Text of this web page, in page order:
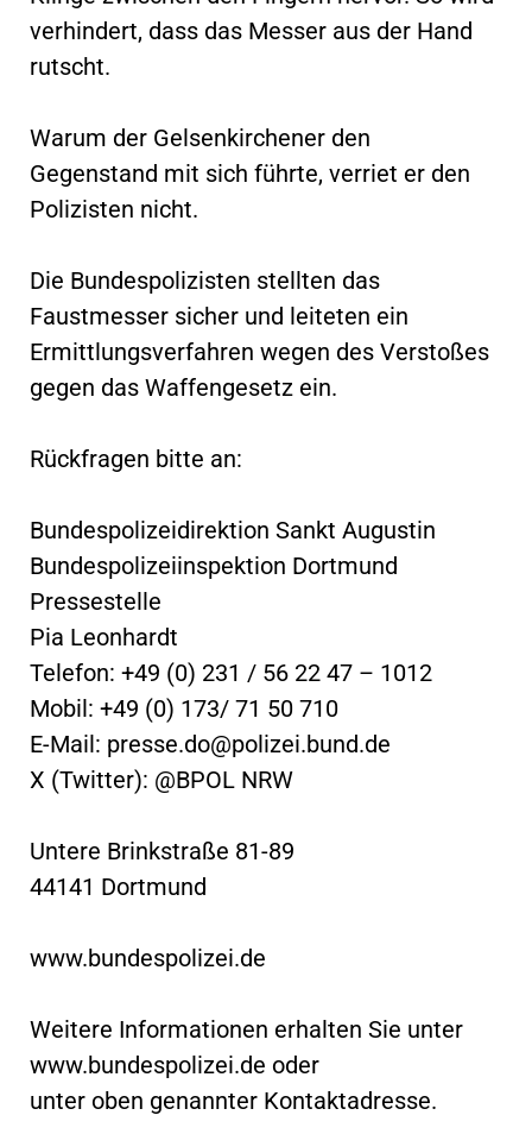
verhindert, dass das Messer aus der Hand
rutscht.
Warum der Gelsenkirchener den
Gegenstand mit sich führte, verriet er den
Polizisten nicht.
Die Bundespolizisten stellten das
Faustmesser sicher und leiteten ein
Ermittlungsverfahren wegen des Verstoßes
gegen das Waffengesetz ein.
Rückfragen bitte an:
Bundespolizeidirektion Sankt Augustin
Bundespolizeiinspektion Dortmund
Pressestelle
Pia Leonhardt
Telefon: +49 (0) 231 / 56 22 47 – 1012
Mobil: +49 (0) 173/ 71 50 710
E-Mail: presse.do@polizei.bund.de
X (Twitter): @BPOL NRW
Untere Brinkstraße 81-89
44141 Dortmund
www.bundespolizei.de
Weitere Informationen erhalten Sie unter
www.bundespolizei.de oder
unter oben genannter Kontaktadresse.